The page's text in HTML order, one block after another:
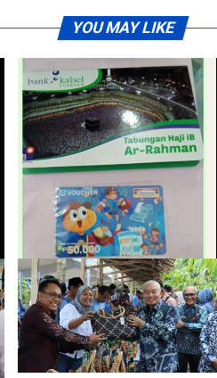
YOU MAY LIKE
Akhirnya Saya Memiliki Tabungan
Haji, Terima Kasih Bank Kalsel
Syariah – Oleh: Muhammad Junaidi
Nasri (MAHAJUNA)